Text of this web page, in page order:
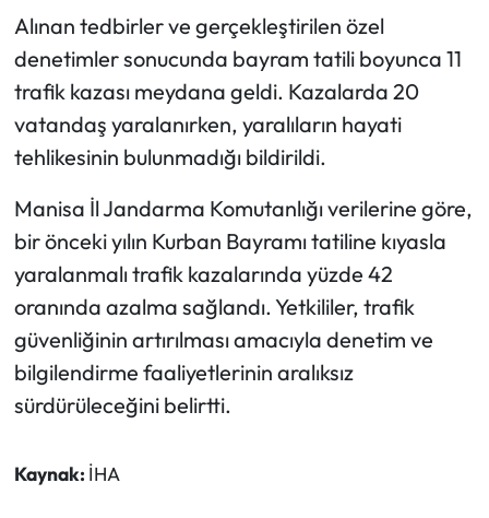
Alınan tedbirler ve gerçekleştirilen özel
denetimler sonucunda bayram tatili boyunca 11
trafik kazası meydana geldi. Kazalarda 20
vatandaş yaralanırken, yaralıların hayati
tehlikesinin bulunmadığı bildirildi.
Manisa İl Jandarma Komutanlığı verilerine göre,
bir önceki yılın Kurban Bayramı tatiline kıyasla
yaralanmalı trafik kazalarında yüzde 42
oranında azalma sağlandı. Yetkililer, trafik
güvenliğinin artırılması amacıyla denetim ve
bilgilendirme faaliyetlerinin aralıksız
sürdürüleceğini belirtti.
Kaynak: İHA